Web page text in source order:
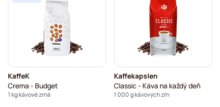
KaffeK
Crema - Budget
1 kg kávové zrná
Kaffekapslen
Classic - Káva na každý deň
1 000 g kávových zŕn
Bezkofeínová zrnková káva L'OR – zrnková káva
Segafredo – zrnková káva
Caffè Borbone – zrnková káva Merrild – zrnková káva
Garibaldi zrnková káva
Tonino Lamborghini – zrnková káva